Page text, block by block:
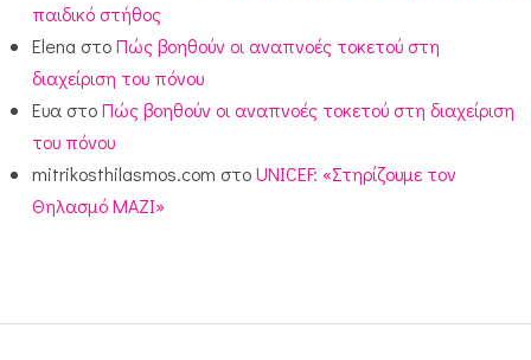
παιδικό στήθος
Elena στοΠώς βοηθούν οι αναπνοές τοκετού στη
διαχείριση του πόνου
Ευα στοΠώς βοηθούν οι αναπνοές τοκετού στη διαχείριση
του πόνου
mitrikosthilasmos.com στοUNICEF: «Στηρίζουμε τον
Θηλασμό ΜΑΖΙ»